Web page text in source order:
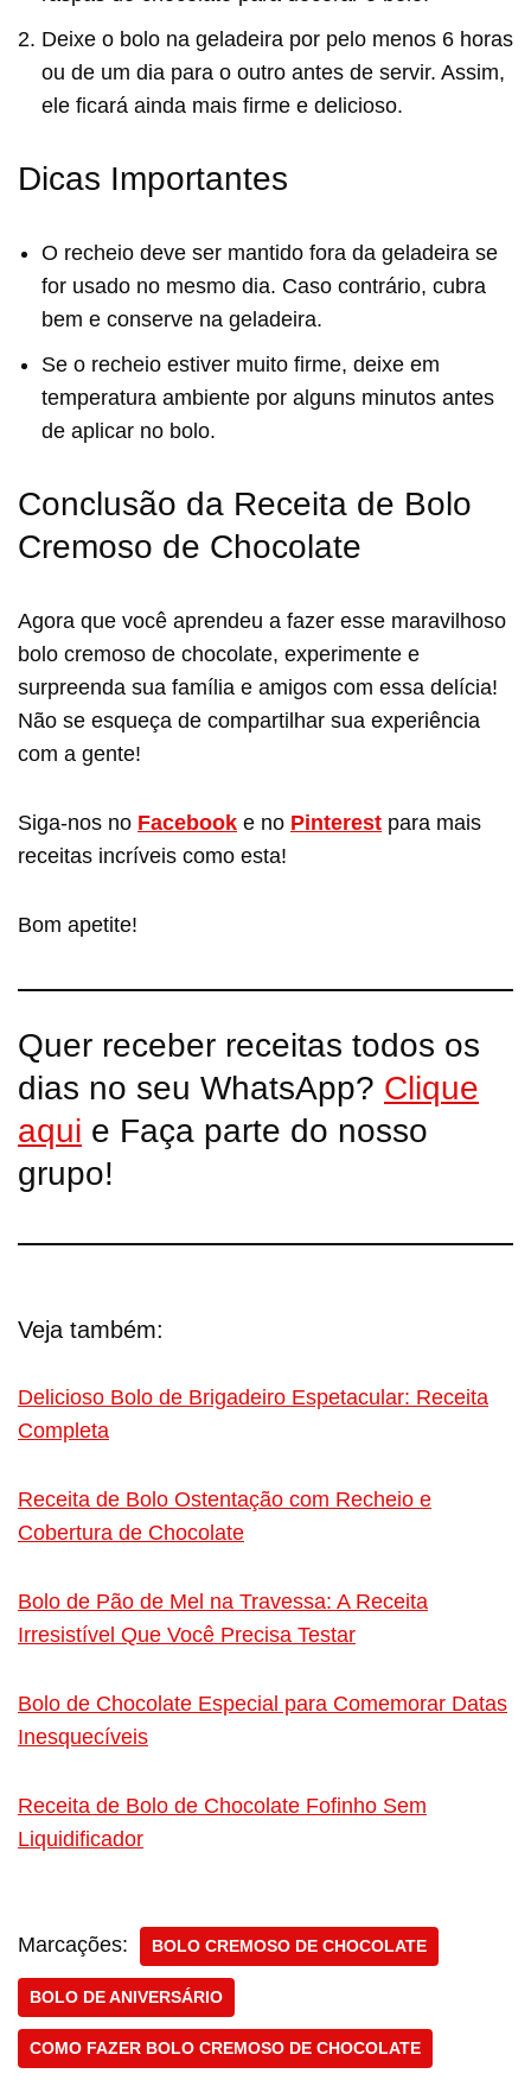
Deixe o bolo na geladeira por pelo menos 6 horas
ou de um dia para o outro antes de servir. Assim,
ele ficará ainda mais firme e delicioso.
Dicas Importantes
O recheio deve ser mantido fora da geladeira se
for usado no mesmo dia. Caso contrário, cubra
bem e conserve na geladeira.
Se o recheio estiver muito firme, deixe em
temperatura ambiente por alguns minutos antes
de aplicar no bolo.
Conclusão da Receita de Bolo
Cremoso de Chocolate
Agora que você aprendeu a fazer esse maravilhoso
bolo cremoso de chocolate, experimente e
surpreenda sua família e amigos com essa delícia!
Não se esqueça de compartilhar sua experiência
com a gente!
Siga-nos no Facebook e no Pinterest para mais
receitas incríveis como esta!
Bom apetite!
Quer receber receitas todos os
dias no seu WhatsApp? Clique
aqui e Faça parte do nosso
grupo!
Veja também:
Delicioso Bolo de Brigadeiro Espetacular: Receita
Completa
Receita de Bolo Ostentação com Recheio e
Cobertura de Chocolate
Bolo de Pão de Mel na Travessa: A Receita
Irresistível Que Você Precisa Testar
Bolo de Chocolate Especial para Comemorar Datas
Inesquecíveis
Receita de Bolo de Chocolate Fofinho Sem
Liquidificador
Marcações: BOLO CREMOSO DE CHOCOLATE
BOLO DE ANIVERSÁRIO
COMO FAZER BOLO CREMOSO DE CHOCOLATE